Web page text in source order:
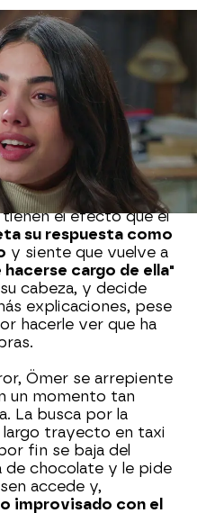
la joven le
definitivo y
pero considera
y que ambos
"Vamos a
primero tenemos que
consciente de que
asumir esa
el efecto que él
su respuesta como
y siente que vuelve a
hacerse cargo de ella"
cabeza, y decide
explicaciones, pese
hacerle ver que ha
Ömer se arrepiente
un momento tan
La busca por la
trayecto en taxi
fin se baja del
de chocolate y le pide
accede y,
improvisado con el